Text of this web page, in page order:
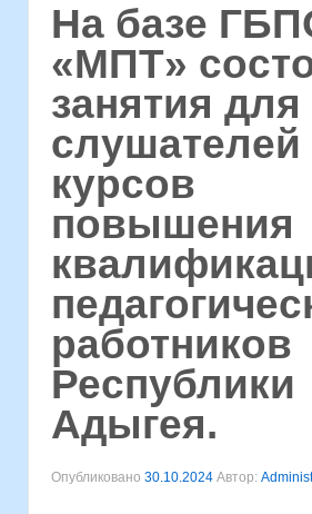
На базе
«МПТ»
занятия для
слушателей
курсов
повышения
работников
Республики
Адыгея.
Опубликовано 30.10.2024 Автор: